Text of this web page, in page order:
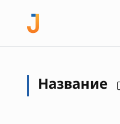
Название